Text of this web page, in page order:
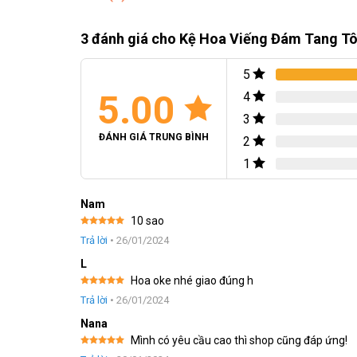
Với tông màu trắng trang nhã, Kệ Hoa Viếng truyền tải
trấn an và ấm cúng.
Kệ Hoa Viếng Đám Tang Tông Trắng như là một biểu
Đối với người đã khuất, sản phẩm như một sợi liên kết
Thiết kế sang trọng với hai tầng với các loài hoa tươi là
3 đánh giá cho Kệ Hoa Viếng Đám Tang
5.00
ĐÁNH GIÁ TRUNG BÌNH
5
4
3
2
1
Nam
Được xếp
hạng5 5
10 sao
Trả lời • 26/01/2024
L
Được xếp
hạng5 5
Hoa oke nhé giao đúng h
Trả lời • 26/01/2024
Nana
Được xếp
Mình có yêu cầu cao thì shop cũng đáp ứng!